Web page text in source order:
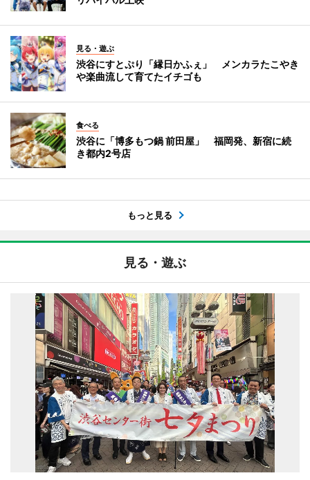
見る・遊ぶ
渋谷にすとぷり「縁日かふぇ」 メンカラたこやき
や楽曲流して育てたイチゴも
食べる
渋谷に「博多もつ鍋 前田屋」 福岡発、新宿に続
き都内2号店
もっと見る
見る・遊ぶ